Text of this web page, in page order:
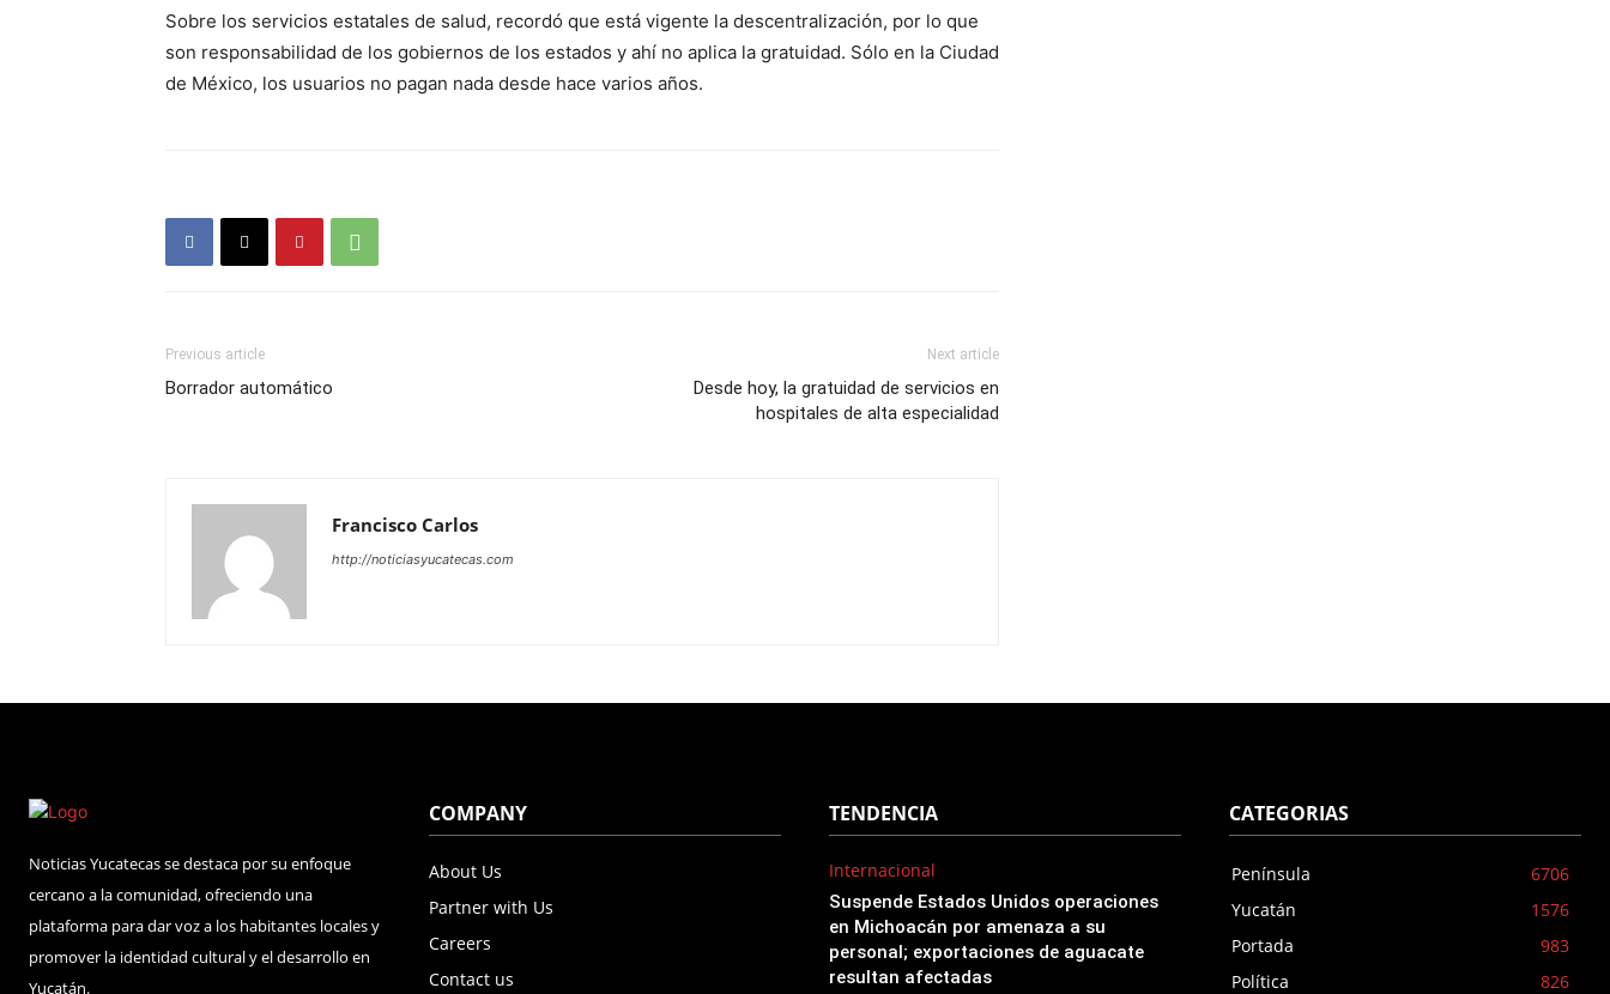
Sobre los servicios estatales de salud, recordó que está vigente la descentralización, por lo que
son responsabilidad de los gobiernos de los estados y ahí no aplica la gratuidad. Sólo en la Ciudad
de México, los usuarios no pagan nada desde hace varios años.
Previous article
Borrador automático
Next article
Desde hoy, la gratuidad de servicios en
hospitales de alta especialidad
Francisco Carlos
http://noticiasyucatecas.com
Noticias Yucatecas se destaca por su enfoque
cercano a la comunidad, ofreciendo una
plataforma para dar voz a los habitantes locales y
promover la identidad cultural y el desarrollo en
Yucatán.
COMPANY
About Us
Partner with Us
Careers
Contact us
TENDENCIA
Internacional
Suspende Estados Unidos operaciones
en Michoacán por amenaza a su
personal; exportaciones de aguacate
resultan afectadas
CATEGORIAS
Península
6706
Yucatán
1576
Portada
983
Política
826